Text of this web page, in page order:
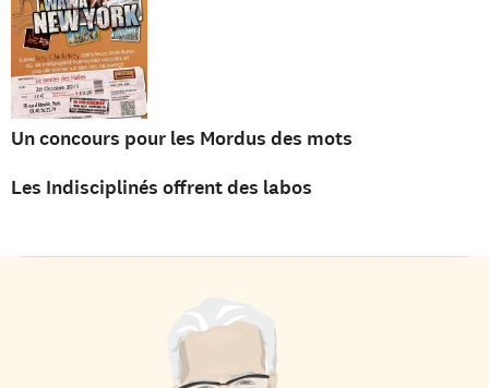
Un concours pour les Mordus des mots
Les Indisciplinés offrent des labos